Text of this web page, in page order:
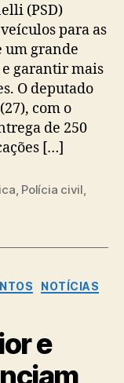
(PSD)
para as
um grande
garantir mais
O deputado
com o
de 250
[…]
Polícia civil
NOTÍCIAS
e